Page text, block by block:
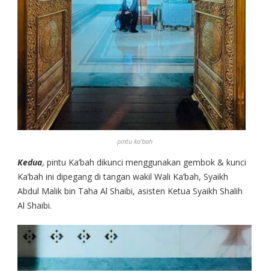
pintu ka’bah
Kedua, pintu Ka’bah dikunci menggunakan gembok & kunci
Ka’bah ini dipegang di tangan wakil Wali Ka’bah, Syaikh
Abdul Malik bin Taha Al Shaibi, asisten Ketua Syaikh Shalih
Al Shaibi.